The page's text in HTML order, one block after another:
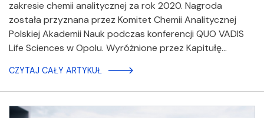
zakresie chemii analitycznej za rok 2020. Nagroda
została przyznana przez Komitet Chemii Analitycznej
Polskiej Akademii Nauk podczas konferencji QUO VADIS
Life Sciences w Opolu. Wyróżnione przez Kapitułę…
CZYTAJ CAŁY ARTYKUŁ